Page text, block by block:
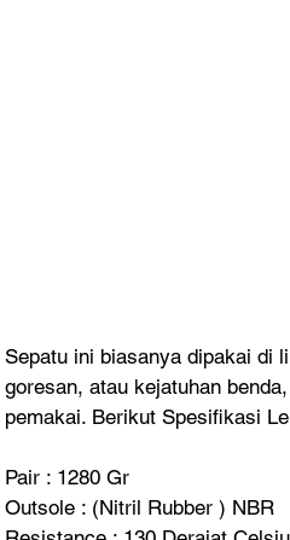
Sepatu ini biasanya dipakai di
goresan, atau kejatuhan
pemakai. Berikut Spesifikasi
Pair : 1280 Gr
Outsole : (Nitril Rubber ) NBR